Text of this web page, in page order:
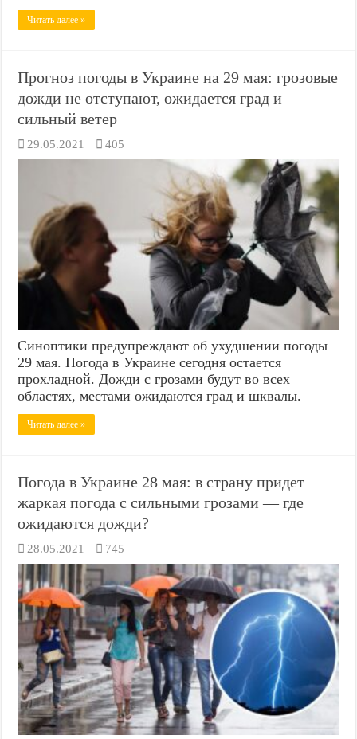
Читать далее »
Прогноз погоды в Украине на 29 мая: грозовые
дожди не отступают, ожидается град и
сильный ветер
29.05.2021 405
Синоптики предупреждают об ухудшении погоды
29 мая. Погода в Украине сегодня остается
прохладной. Дожди с грозами будут во всех
областях, местами ожидаются град и шквалы.
Читать далее »
Погода в Украине 28 мая: в страну придет
жаркая погода с сильными грозами — где
ожидаются дожди?
28.05.2021 745